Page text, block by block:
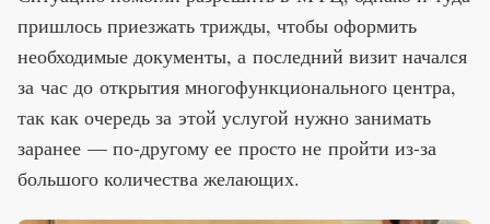
пришлось приезжать трижды, чтобы оформить
необходимые документы, а последний визит начался
за час до открытия многофункционального центра,
так как очередь за этой услугой нужно занимать
заранее — по-другому ее просто не пройти из-за
большого количества желающих.